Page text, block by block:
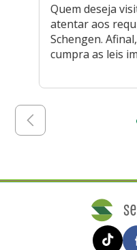
Quem deseja
atentar aos
Schengen.
cumpra as leis